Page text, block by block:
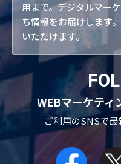
用まで。デジタルマー
ち情報をお届けします
いただけます。
WEBマーケティ
ご利用のSNSで最